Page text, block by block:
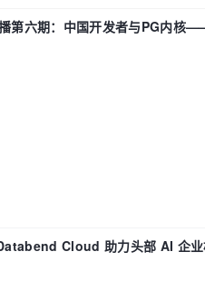
第六期：中国开发者与PG内核
Cloud 助力头部 AI 企